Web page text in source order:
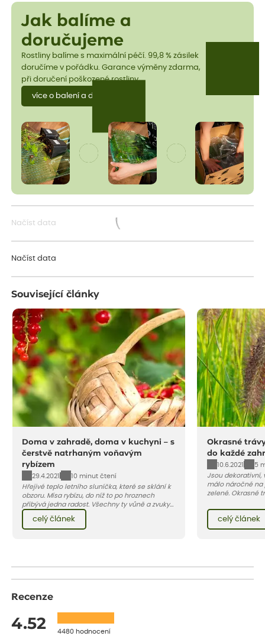
Jak balíme a
doručujeme
Rostliny balíme s maximální péčí. 99,8 % zásilek
doručíme v pořádku. Garance výměny zdarma,
při doručení poškozené rostliny.
více o balení a dopravě
Načíst data
Načíst data
Související články
Doma v zahradě, doma v kuchyni – s
čerstvě natrhaným voňavým
rybízem
29.4.2021
10 minut čtení
Hřejivé teplo letního sluníčka, které se sklání k
obzoru. Mísa rybízu, do níž to po hroznech
přibývá jedna radost. Všechny ty vůně a zvuky
červencové zahrady. Sklizeň rybízu do kuchyně
vnese neuvěřitelný klid a radost. A taky trochu
bezstarostnosti dětství při mlsání babiččina
celý článek
Okrasné
do každé
10.6.2021
5
Jsou dekorativní,
málo náročné na
zelené. Okrasné
jedna z
celý článek
Recenze
4.52 4480 hodnocení